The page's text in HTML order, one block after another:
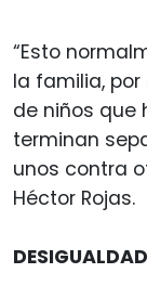
“Esto
la familia,
de niños que
terminan
unos contra
Héctor Rojas.